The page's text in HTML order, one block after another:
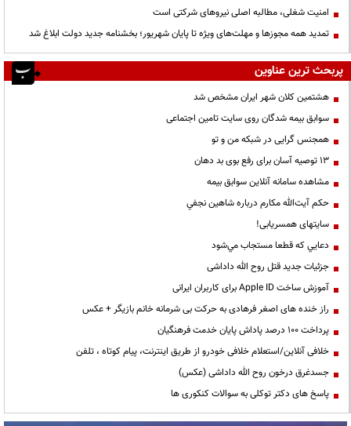
‌امنیت شغلی، مطالبه اصلی نیروهای شرکتی است
تمدید همه مجوزها و مهلت‌های ویژه تا پایان شهریور؛ بخشنامه جدید دولت ابلاغ شد
پربحث ترین عناوین
هشتمین کلان شهر ایران مشخص شد
سوابق بیمه شدگان روی سایت تامین اجتماعی
همجنس گرایی در شبکه من و تو
13 توصیه آسان برای رفع بوی بد دهان
مشاهده سامانه آنلاين سوابق بیمه
حكم آيت‌الله مكارم درباره شاهين نجفي
سایتهای همسریابی!
دعايي كه قطعا مستجاب مي‌شود
جزئیات جدید قتل روح الله داداشی
آموزش ساخت Apple ID برای کاربران ایرانی
راز خنده های اصغر فرهادی به حرکت بی شرمانه خانم بازیگر + عکس
پرداخت ۱۰۰ درصد پاداش پایان خدمت فرهنگیان
خلافی آنلاین/استعلام خلافی خودرو از طریق اینترنت، پیام کوتاه ، تلفن
جسدغرق درخون روح الله داداشی (عکس)
پاسخ های دکتر توکلی به سوالات کنکوری ها